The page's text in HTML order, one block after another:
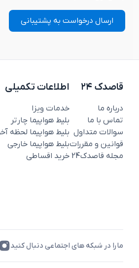
ارسال درخواست به پشتیبانی
قاصدک ۲۴
درباره ما
تماس با ما
سوالات متداول
قوانین و مقررات
مجله قاصدک‌24
اطلاعات تکمیلی
خدمات ویزا
بلیط هواپیما چارتر
بلیط هواپیما لحظه
بلیط هواپیما خارجی
خرید اقساطی
مارا در شبکه های اجتماعی دنبال کنید